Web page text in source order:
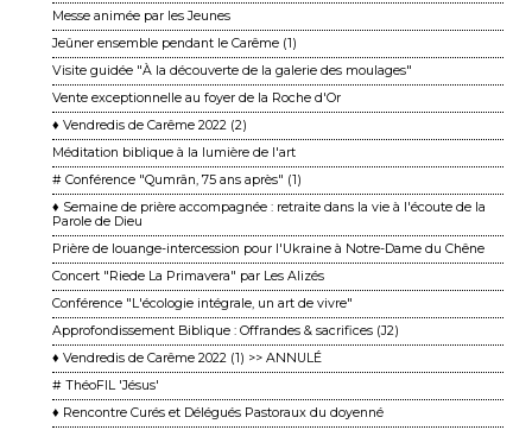
Messe animée par les Jeunes
Jeûner ensemble pendant le Carême (1)
Visite guidée "À la découverte de la galerie des moulages"
Vente exceptionnelle au foyer de la Roche d'Or
♦ Vendredis de Carême 2022 (2)
Méditation biblique à la lumière de l'art
# Conférence "Qumrân, 75 ans après" (1)
♦ Semaine de prière accompagnée : retraite dans la vie à l'écoute de la
Parole de Dieu
Prière de louange-intercession pour l'Ukraine à Notre-Dame du Chêne
Concert "Riede La Primavera" par Les Alizés
Conférence "L'écologie intégrale, un art de vivre"
Approfondissement Biblique : Offrandes & sacrifices (J2)
♦ Vendredis de Carême 2022 (1) >> ANNULÉ
# ThéoFIL 'Jésus'
♦ Rencontre Curés et Délégués Pastoraux du doyenné